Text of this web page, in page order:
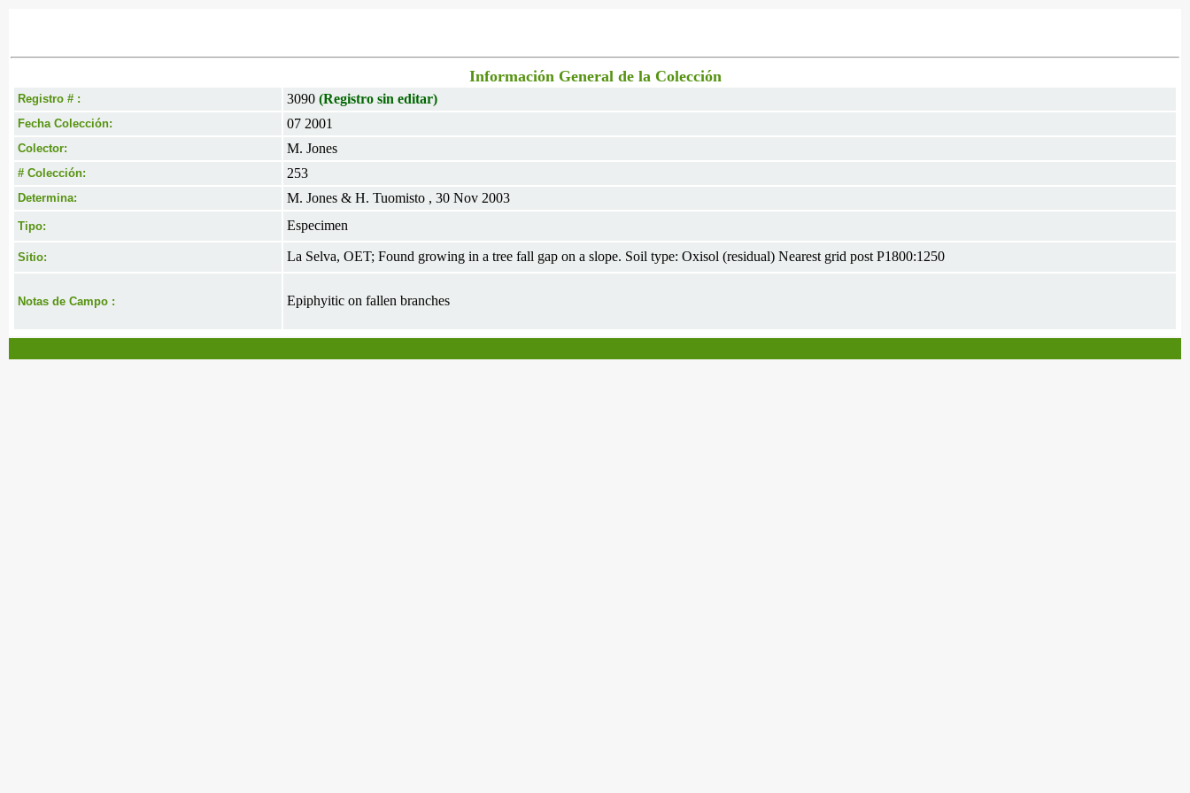
Información General de la Colección
Registro # : 3090 (Registro sin editar)
Fecha Colección: 07 2001
Colector: M. Jones
# Colección: 253
Determina: M. Jones & H. Tuomisto , 30 Nov 2003
Tipo: Especimen
Sitio: La Selva, OET; Found growing in a tree fall gap on a slope. Soil type: Oxisol (residual) Nearest grid post P1800:1250
Notas de Campo : Epiphyitic on fallen branches